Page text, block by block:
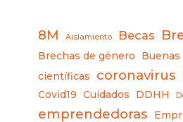
8M Aislamiento Becas
Brechas de género
Buenas
científicas
coronavirus
Covid19 Cuidados DDHH
emprendedoras